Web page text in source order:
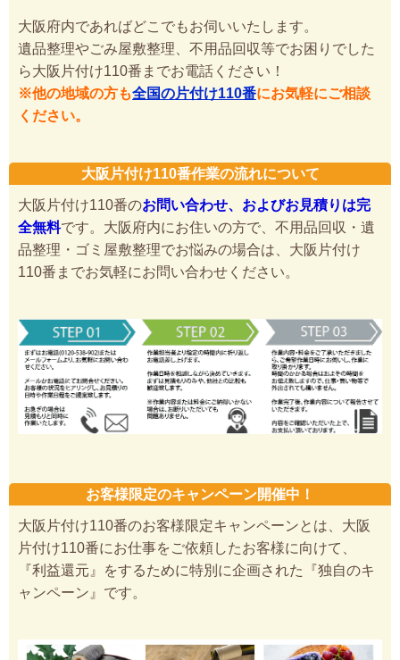
大阪府内であればどこでもお伺いいたします。
遺品整理やごみ屋敷整理、不用品回収等でお困りでした
ら大阪片付け110番までお電話ください！
※他の地域の方も全国の片付け110番にお気軽にご相談
ください。
大阪片付け110番作業の流れについて
大阪片付け110番のお問い合わせ、およびお見積りは完
全無料です。大阪府内にお住いの方で、不用品回収・遺
品整理・ゴミ屋敷整理でお悩みの場合は、大阪片付け
110番までお気軽にお問い合わせください。
お客様限定のキャンペーン開催中！
大阪片付け110番のお客様限定キャンペーンとは、大阪
片付け110番にお仕事をご依頼したお客様に向けて、
『利益還元』をするために特別に企画された『独自のキ
ャンペーン』です。